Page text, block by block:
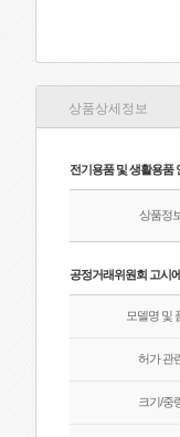
상품상세정보
전기용품 및 생활용품
상품정
공정거래위원회 고시
모델명 및
허가 관
크기/중